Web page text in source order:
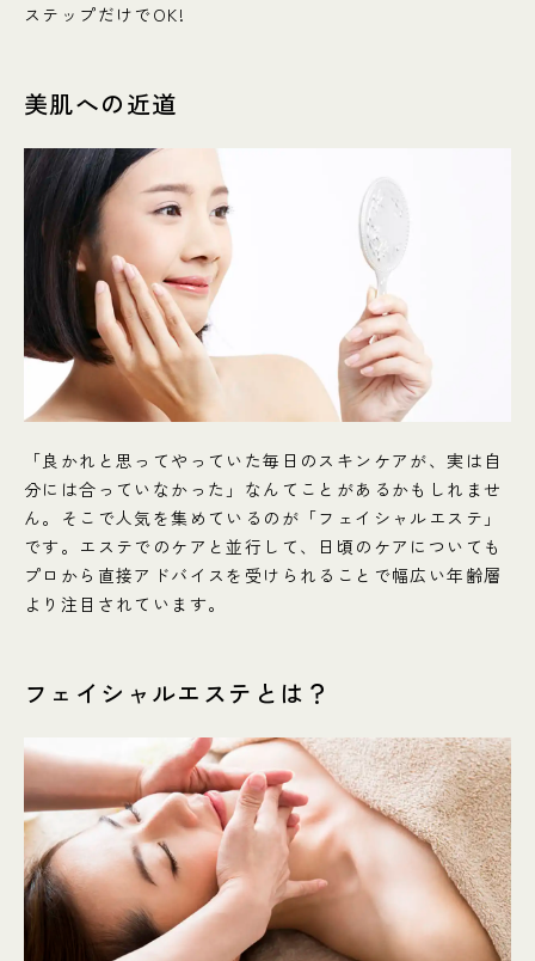
ステップだけでOK!
美肌への近道
「良かれと思ってやっていた毎日のスキンケアが、実は自
分には合っていなかった」なんてことがあるかもしれませ
ん。そこで人気を集めているのが「フェイシャルエステ」
です。エステでのケアと並行して、日頃のケアについても
プロから直接アドバイスを受けられることで幅広い年齢層
より注目されています。
フェイシャルエステとは？